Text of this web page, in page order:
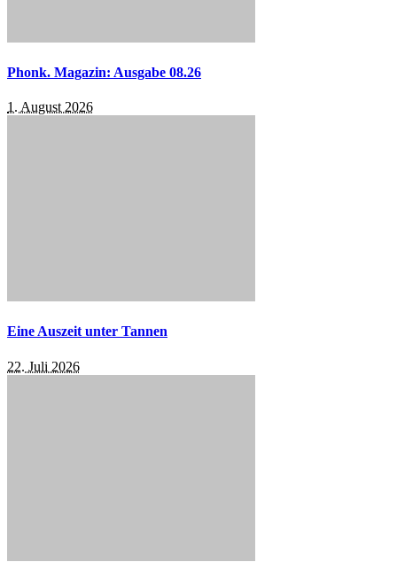
Phonk. Magazin: Ausgabe 08.26
1. August 2026
Eine Auszeit unter Tannen
22. Juli 2026